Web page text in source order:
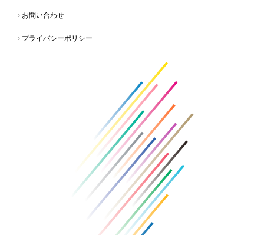
› お問い合わせ
› プライバシーポリシー